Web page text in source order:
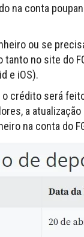
na conta
ou se
no site do
e iOS).
crédito será
a
na conta do